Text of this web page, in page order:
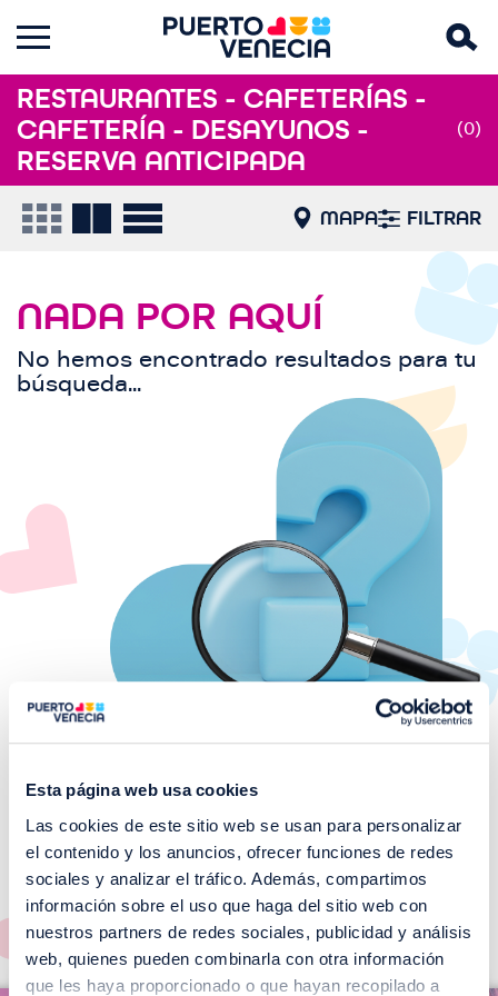
Esta página web usa cookies
Las cookies de este sitio web se usan para personalizar
el contenido y los anuncios, ofrecer funciones de redes
sociales y analizar el tráfico. Además, compartimos
información sobre el uso que haga del sitio web con
nuestros partners de redes sociales, publicidad y análisis
web, quienes pueden combinarla con otra información
que les haya proporcionado o que hayan recopilado a
RESTAURANTES - CAFETERÍAS -
CAFETERÍA - DESAYUNOS -
RESERVA ANTICIPADA
(0)
MAPA FILTRAR
NADA POR AQUÍ
No hemos encontrado resultados para tu
búsqueda...
¡No te pierdas nuestros
EVENTOS!
Ver todos >